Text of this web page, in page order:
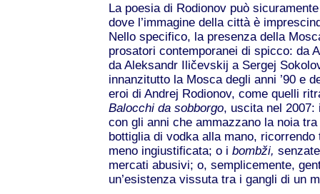
La poesia di Rodionov può
dove l’immagine della città è
Nello specifico, la presenza della
prosatori contemporanei di spicco: da
da Aleksandr Iličevskij a Sergej
innanzitutto la Mosca degli anni ’90 e
eroi di Andrej Rodionov, come quelli
Balocchi da sobborgo, uscita nel
con gli anni che ammazzano la noia
bottiglia di vodka alla mano,
meno ingiustificata; o i bombži,
mercati abusivi; o, semplicemente,
un’esistenza vissuta tra i gangli di un